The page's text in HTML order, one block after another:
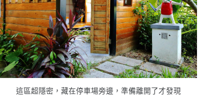
這區超隱密，藏在停車場旁邊，準備離開了才發現